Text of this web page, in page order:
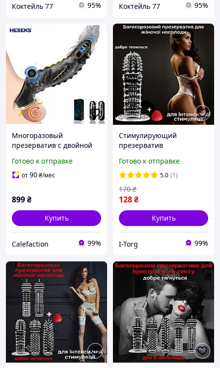
Коктейль 77 95% Коктейль 77 95%
Многоразовый
презерватив с двойной
удлиняющим эффектом
Готово к отправке
от90₴/мес
899₴
Купить
Calefaction 99%
Стимулирующий
презерватив
«IT25089» Страстная ночь
обеспечена
Готово к отправке
5.0 (1)
128₴
170 ₴
Купить
I-Torg 99%